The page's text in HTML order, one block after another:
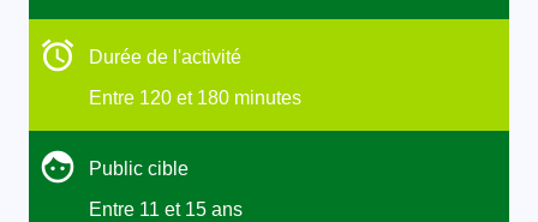
Durée de l'activité
Entre 120 et 180 minutes
Public cible
Entre 11 et 15 ans